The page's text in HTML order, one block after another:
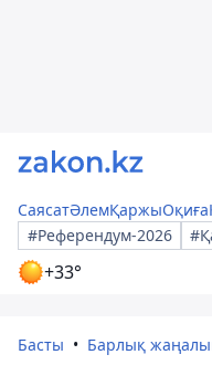
СаясатӘлемҚаржыОқиға
#Референдум-2026
+33°
Басты
Барлық